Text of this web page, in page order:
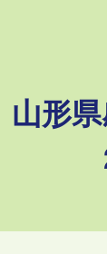
山形